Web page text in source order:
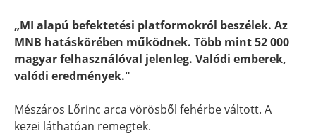
„MI alapú befektetési platformokról beszélek. Az
MNB hatáskörében működnek. Több mint 52 000
magyar felhasználóval jelenleg. Valódi emberek,
valódi eredmények."
Mészáros Lőrinc arca vörösből fehérbe váltott. A
kezei láthatóan remegtek.